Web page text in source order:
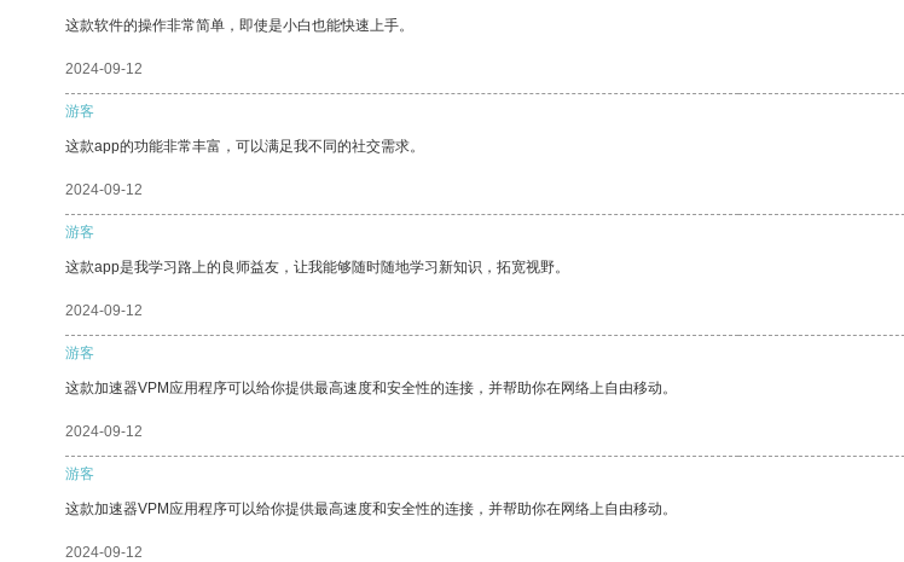
这款软件的操作非常简单，即使是小白也能快速上手。
2024-09-12
游客
这款app的功能非常丰富，可以满足我不同的社交需求。
2024-09-12
游客
这款app是我学习路上的良师益友，让我能够随时随地学习新知识，拓宽视野。
2024-09-12
游客
这款加速器VPM应用程序可以给你提供最高速度和安全性的连接，并帮助你在网络上自由移动。
2024-09-12
游客
这款加速器VPM应用程序可以给你提供最高速度和安全性的连接，并帮助你在网络上自由移动。
2024-09-12